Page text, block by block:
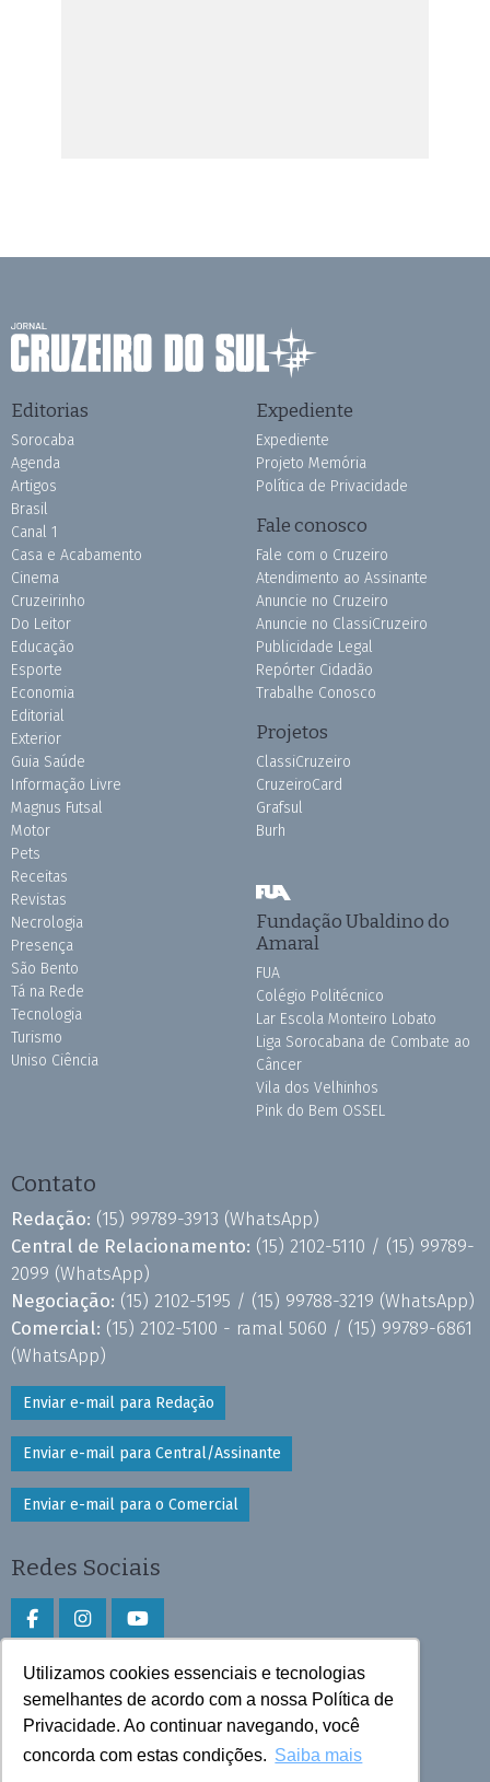
Utilizamos cookies essenciais e tecnologias
semelhantes de acordo com a nossa Política de
Privacidade. Ao continuar navegando, você
concorda com estas condições. Saiba mais
Editorias
Sorocaba
Agenda
Artigos
Brasil
Canal 1
Casa e Acabamento
Cinema
Cruzeirinho
Do Leitor
Educação
Esporte
Economia
Editorial
Exterior
Guia Saúde
Informação Livre
Magnus Futsal
Motor
Pets
Receitas
Revistas
Necrologia
Presença
São Bento
Tá na Rede
Tecnologia
Turismo
Uniso Ciência
Expediente
Expediente
Projeto Memória
Política de Privacidade
Fale conosco
Fale com o Cruzeiro
Atendimento ao Assinante
Anuncie no Cruzeiro
Anuncie no ClassiCruzeiro
Publicidade Legal
Repórter Cidadão
Trabalhe Conosco
Projetos
ClassiCruzeiro
CruzeiroCard
Grafsul
Burh
Fundação Ubaldino do
Amaral
FUA
Colégio Politécnico
Lar Escola Monteiro Lobato
Liga Sorocabana de Combate ao
Câncer
Vila dos Velhinhos
Pink do Bem OSSEL
Contato
Redação: (15) 99789-3913 (WhatsApp)
Central de Relacionamento: (15) 2102-5110 / (15) 99789-
2099 (WhatsApp)
Negociação: (15) 2102-5195 / (15) 99788-3219 (WhatsApp)
Comercial: (15) 2102-5100 - ramal 5060 / (15) 99789-6861
(WhatsApp)
Enviar e-mail para Redação
Enviar e-mail para Central/Assinante
Enviar e-mail para o Comercial
Redes Sociais
Faça download do aplicativo
Play Store e App Store